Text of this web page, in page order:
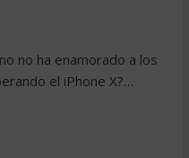
no ha enamorado a los
el iPhone X?…